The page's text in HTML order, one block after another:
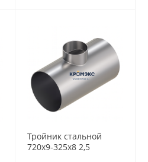
Тройник стальной
720x9-325х8 2,5